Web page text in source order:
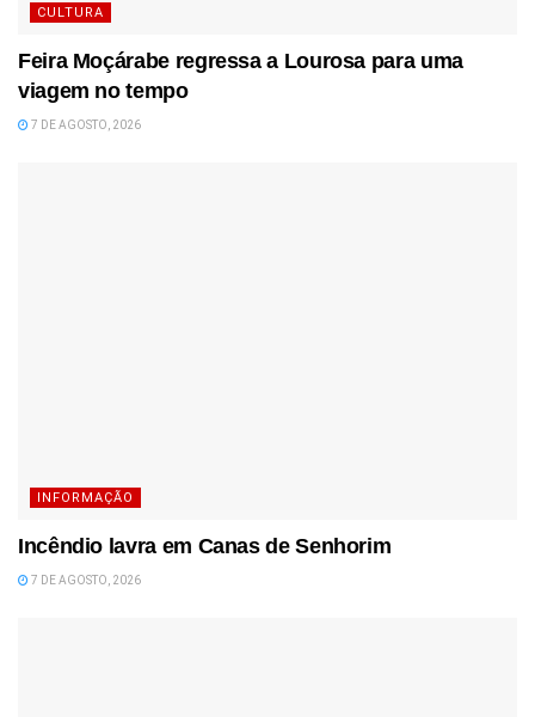
CULTURA
Feira Moçárabe regressa a Lourosa para uma
viagem no tempo
7 DE AGOSTO, 2026
INFORMAÇÃO
Incêndio lavra em Canas de Senhorim
7 DE AGOSTO, 2026